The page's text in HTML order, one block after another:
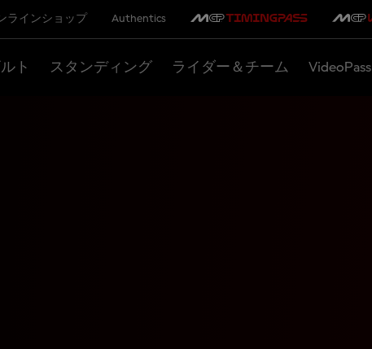
ラインショップ Authentics
ト スタンディング ライダー＆チーム VideoPass